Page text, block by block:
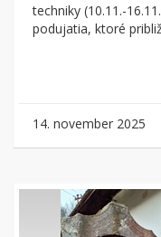
techniky (10.11.-
podujatia, ktoré
14. november 2025